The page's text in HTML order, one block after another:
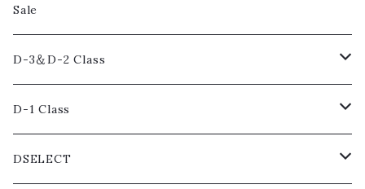
Bottoms
Accessories
Tops
Bottoms
Accessories
Sale
D-3＆D-2 Class
Tops
Bottoms
D-1 Class
Tops
DSELECT